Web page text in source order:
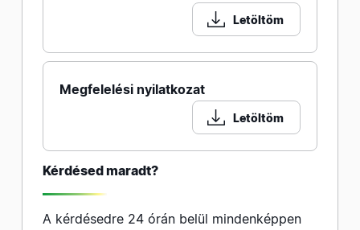
Letöltöm
Megfelelési nyilatkozat
Letöltöm
Kérdésed maradt?
A kérdésedre 24 órán belül mindenképpen